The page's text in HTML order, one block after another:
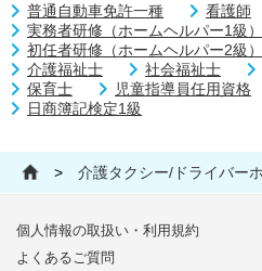
普通自動車免許一種 看護師
実務者研修（ホームヘルパー1級）
初任者研修（ホームヘルパー2級）
介護福祉士
社会福祉士
保育士
児童指導員任用資格
日商簿記検定1級
> 介護タクシー/ドライバー
個人情報の取扱い・利用規約
よくあるご質問